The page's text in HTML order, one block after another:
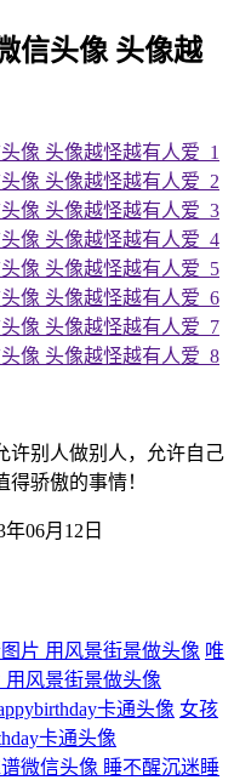
信头像 头像越
许别人做别人，允许自己
骄傲的事情！
06月12日
唯
风景街景做头像
女孩
卡通头像